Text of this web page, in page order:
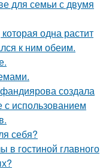
для семьи с двумя
одна растит
к ним обеим.
создала
с использованием
себя?
в гостиной главного